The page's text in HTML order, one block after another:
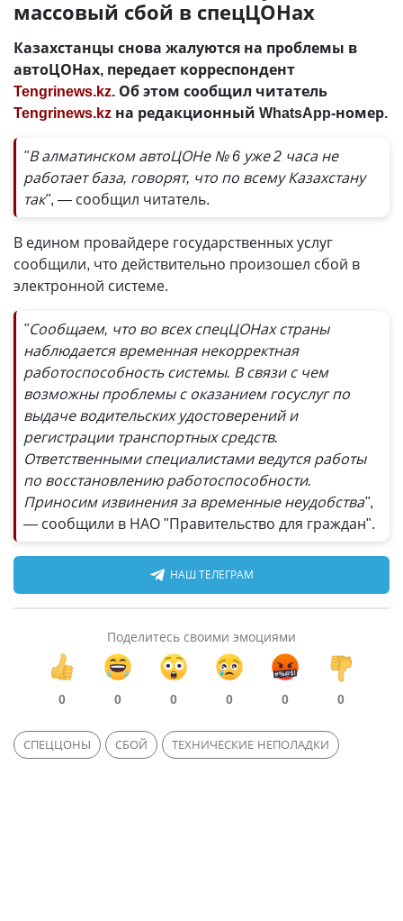
массовый сбой в спецЦОНах
Казахстанцы снова жалуются на проблемы в
автоЦОНах, передает корреспондент
Tengrinews.kz. Об этом сообщил читатель
Tengrinews.kz на редакционный WhatsApp-номер.
"В алматинском автоЦОНе № 6 уже 2 часа не
работает база, говорят, что по всему Казахстану
так", — сообщил читатель.
В едином провайдере государственных услуг
сообщили, что действительно произошел сбой в
электронной системе.
"Сообщаем, что во всех спецЦОНах страны
наблюдается временная некорректная
работоспособность системы. В связи с чем
возможны проблемы с оказанием госуслуг по
выдаче водительских удостоверений и
регистрации транспортных средств.
Ответственными специалистами ведутся работы
по восстановлению работоспособности.
Приносим извинения за временные неудобства",
— сообщили в НАО "Правительство для граждан".
НАШ ТЕЛЕГРАМ
Поделитесь своими эмоциями
0 0 0 0 0 0
СПЕЦЦОНЫ СБОЙ ТЕХНИЧЕСКИЕ НЕПОЛАДКИ